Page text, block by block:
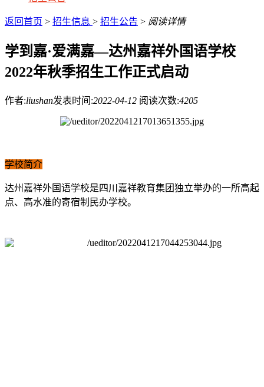
返回首页 > 招生信息 > 招生公告 > 阅读详情
学到嘉·爱满嘉—达州嘉祥外国语学校
2022年秋季招生工作正式启动
作者:liushan发表时间:2022-04-12 阅读次数:4205
学校简介
达州嘉祥外国语学校是四川嘉祥教育集团独立举办的一所高起
点、高水准的寄宿制民办学校。